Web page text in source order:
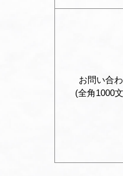
お問い合
(全角1000